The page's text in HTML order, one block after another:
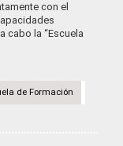
con el
cabo la “Escuela
de Formación